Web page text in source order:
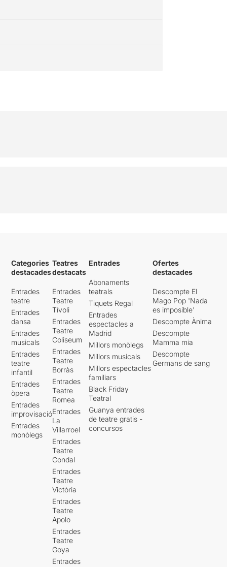
Categories
destacades
Entrades
teatre
Entrades
dansa
Entrades
musicals
Entrades
teatre
infantil
Entrades
òpera
Entrades
improvisació
Entrades
monòlegs
Teatres
destacats
Entrades
Teatre
Tívoli
Entrades
Teatre
Coliseum
Entrades
Teatre
Borràs
Entrades
Teatre
Romea
Entrades
La
Villarroel
Entrades
Teatre
Condal
Entrades
Teatre
Victòria
Entrades
Teatre
Apolo
Entrades
Teatre
Goya
Entrades
Entrades
Abonaments
teatrals
Tiquets Regal
Entrades
espectacles a
Madrid
Millors monòlegs
Millors musicals
Millors espectacles
familiars
Black Friday
Teatral
Guanya entrades
de teatre gratis -
concursos
Ofertes
destacades
Descompte El
Mago Pop 'Nada
es imposible'
Descompte Ànima
Descompte
Mamma mia
Descompte
Germans de sang